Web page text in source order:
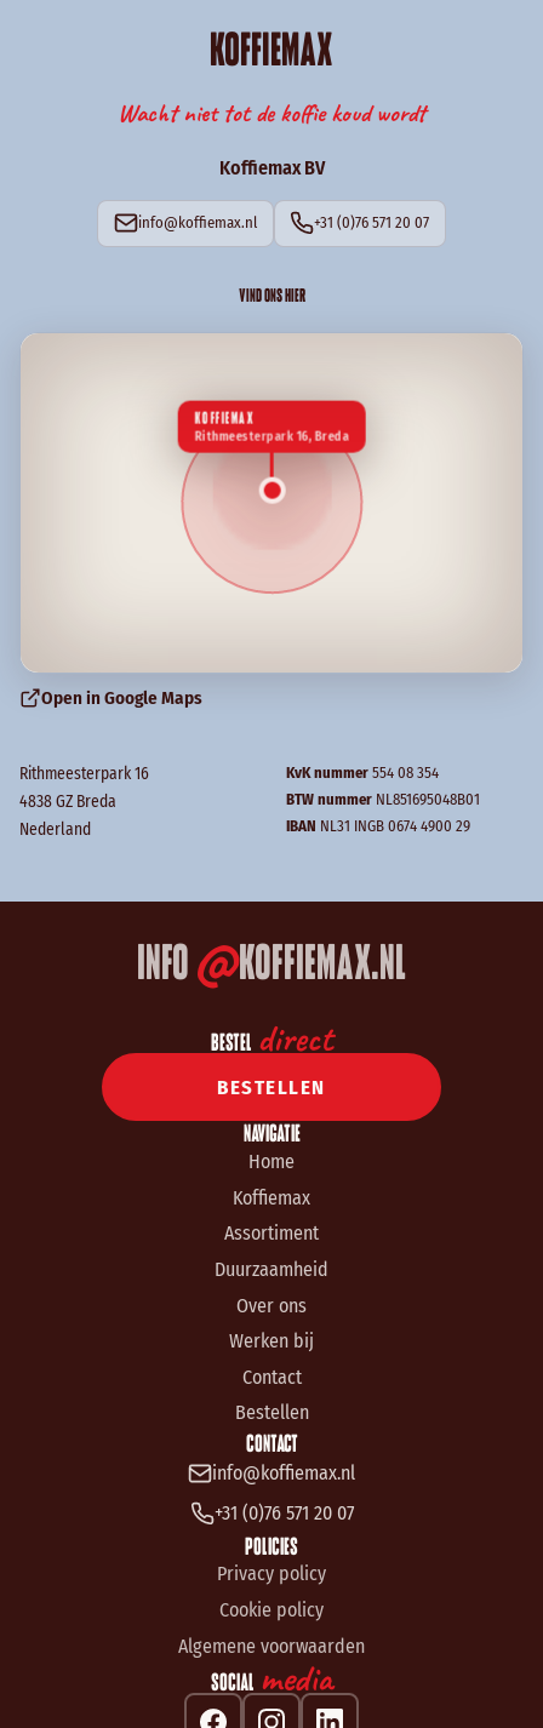
KOFFIEMAX
Wacht niet tot de koffie koud wordt
Koffiemax BV
info@koffiemax.nl +31 (0)76 571 20 07
VIND ONS HIER
KOFFIEMAX
Rithmeesterpark 16, Breda
Open in Google Maps
Rithmeesterpark 16
4838 GZ Breda
Nederland
KvK nummer 554 08 354
BTW nummer NL851695048B01
IBAN NL31 INGB 0674 4900 29
INFO@KOFFIEMAX.NL
NAVIGATIE
Home
Koffiemax
Assortiment
Duurzaamheid
Over ons
Werken bij
Contact
Bestellen
BESTEL direct
BESTELLEN
CONTACT
info@koffiemax.nl
+31 (0)76 571 20 07
SOCIAL media
POLICIES
Privacy policy
Cookie policy
Algemene voorwaarden